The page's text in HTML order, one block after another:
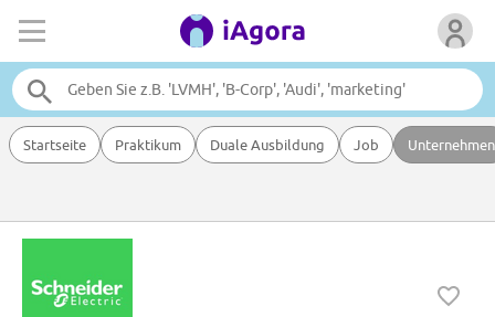
Startseite Praktikum Duale Ausbildung Job Unternehmen